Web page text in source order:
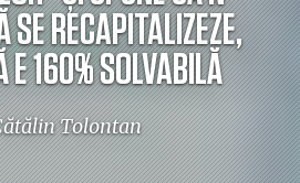
SE RECAPITALIZEZE,
E 160% SOLVABILĂ
Tolontan